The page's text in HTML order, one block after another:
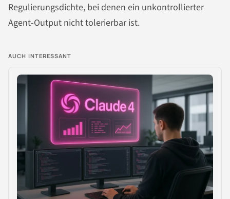
Regulierungsdichte, bei denen ein unkontrollierter
Agent-Output nicht tolerierbar ist.
AUCH INTERESSANT